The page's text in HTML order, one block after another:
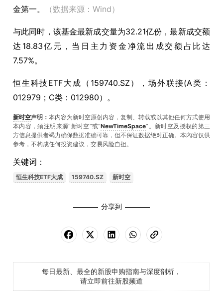
金第一。
（数据来源：Wind）
与此同时，该基金最新成交量为32.21亿份，最新成交额
达18.83亿元，当日主力资金净流出成交额占比达
7.57%。
恒生科技ETF大成（159740.SZ），场外联接(A类：
012979；C类：012980）。
新时空声明： 本内容为新时空原创内容，复制、转载或以其他任何方式使用
本内容，须注明来源“新时空”或“NewTimeSpace”。新时空及授权的第三
方信息提供者竭力确保数据准确可靠，但不保证数据绝对正确。本內容仅供
参考，不构成任何投资建议，交易风险自担。
关键词：
恒生科技ETF大成 159740.SZ 新时空
分享到
每日最新、最全的新股申购指南与深度剖析，
请立即前往新股频道